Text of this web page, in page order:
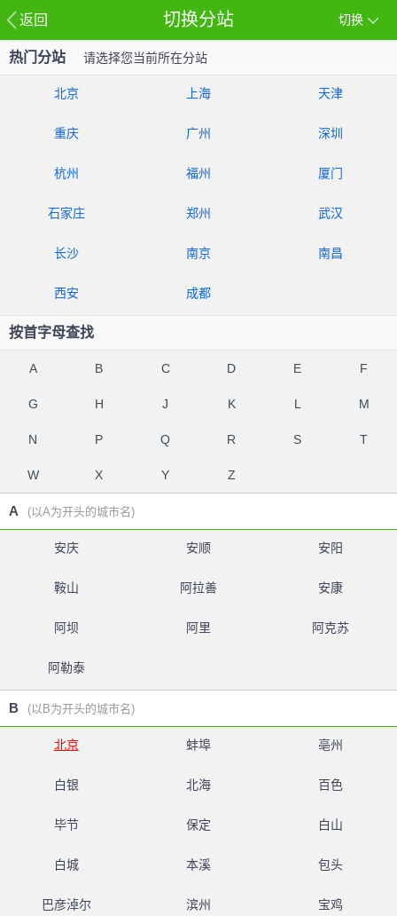
返回 切换
切换分站
热门分站 请选择您当前所在分站
北京 上海 天津
重庆 广州 深圳
杭州 福州 厦门
石家庄 郑州 武汉
长沙 南京 南昌
西安 成都
按首字母查找
A B C D E F
G H J K L M
N P Q R S T
W X Y Z
A (以A为开头的城市名)
安庆 安顺 安阳
鞍山 阿拉善 安康
阿坝 阿里 阿克苏
阿勒泰
B (以B为开头的城市名)
北京 蚌埠 亳州
白银 北海 百色
毕节 保定 白山
白城 本溪 包头
巴彦淖尔 滨州 宝鸡